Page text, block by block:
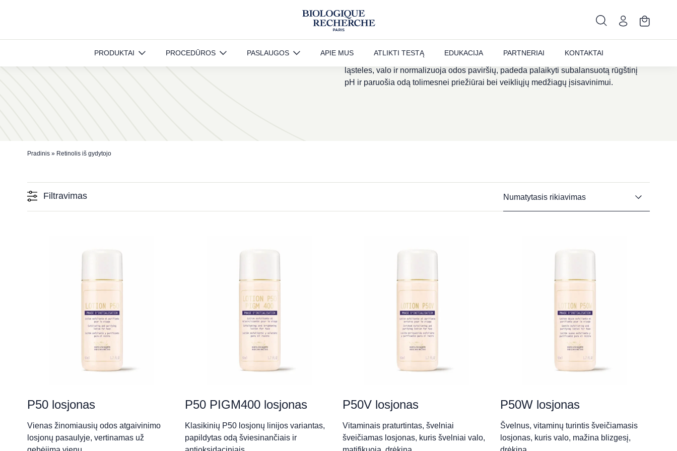
PRODUKTAI PROCEDŪROS PASLAUGOS APIE MUS ATLIKTI TESTĄ EDUKACIJA PARTNERIAI KONTAKTAI
Retinolis iš gydytojo
daugiafunkcinis šveičiamasis losjonas, kuris laipsniškai šalina negyvas odos
ląsteles, valo ir normalizuoja odos paviršių, padeda palaikyti subalansuotą rūgštinį
pH ir paruošia odą tolimesnei priežiūrai bei veikliųjų medžiagų įsisavinimui.
Pradinis » Retinolis iš gydytojo
Filtravimas
P50 losjonas
Vienas žinomiausių odos atgaivinimo
losjonų pasaulyje, vertinamas už
P50 PIGM400 losjonas
Klasikinių P50 losjonų linijos variantas,
papildytas odą šviesinančiais ir
P50V losjonas
Vitaminais praturtintas, švelniai
šveičiamas losjonas, kuris švelniai valo,
P50W losjonas
Švelnus, vitaminų turintis šveičiamasis
losjonas, kuris valo, mažina blizgesį,